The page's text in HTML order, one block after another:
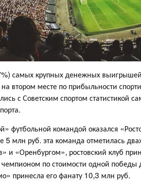
самых крупных денежных
втором месте по прибыльности
с Советским спортом статистикой
футбольной командой оказался
млн руб. эта команда отметилась
и «Оренбургом», ростовский клуб
по стоимости одной победы
принесла его фанату 10,3 млн руб.